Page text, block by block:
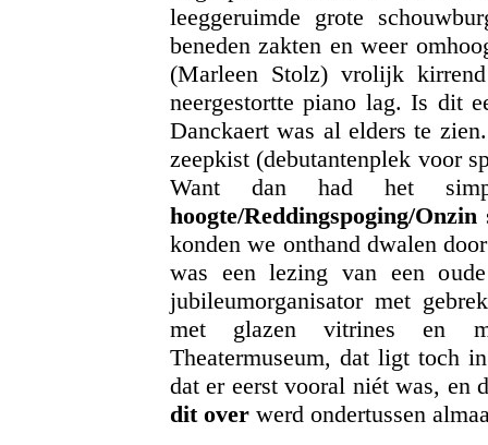
leeggeruimde grote
beneden zakten en weer
(Marleen Stolz) vrolijk
neergestortte piano lag. Is dit
Danckaert was al elders te
zeepkist (debutantenplek voor
Want dan had het
hoogte/Reddingspoging/Onzin
konden we onthand dwalen
was een lezing van een
jubileumorganisator met
met glazen vitrines en
Theatermuseum, dat ligt toch
dat er eerst vooral niét was, en
dit over werd ondertussen